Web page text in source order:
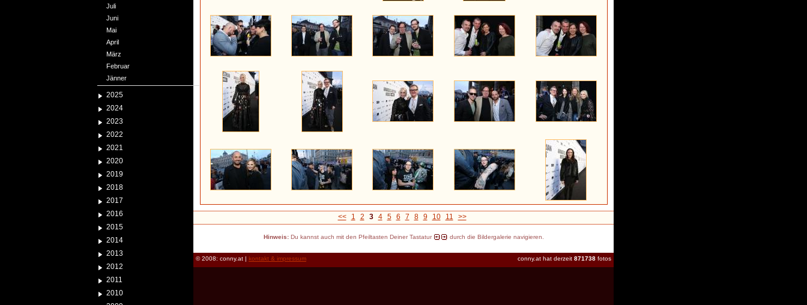
Juli
Juni
Mai
April
März
Februar
Jänner
2025
2024
2023
2022
2021
2020
2019
2018
2017
2016
2015
2014
2013
2012
2011
2010
<< 1 2 3 4 5 6 7 8 9 10 11 >>
Hinweis:Du kannst auch mit den Pfeiltasten Deiner Tastatur durch die Bildergalerie navigieren.
conny.at hat derzeit 871738 fotos
© 2008: conny.at | kontakt & impressum